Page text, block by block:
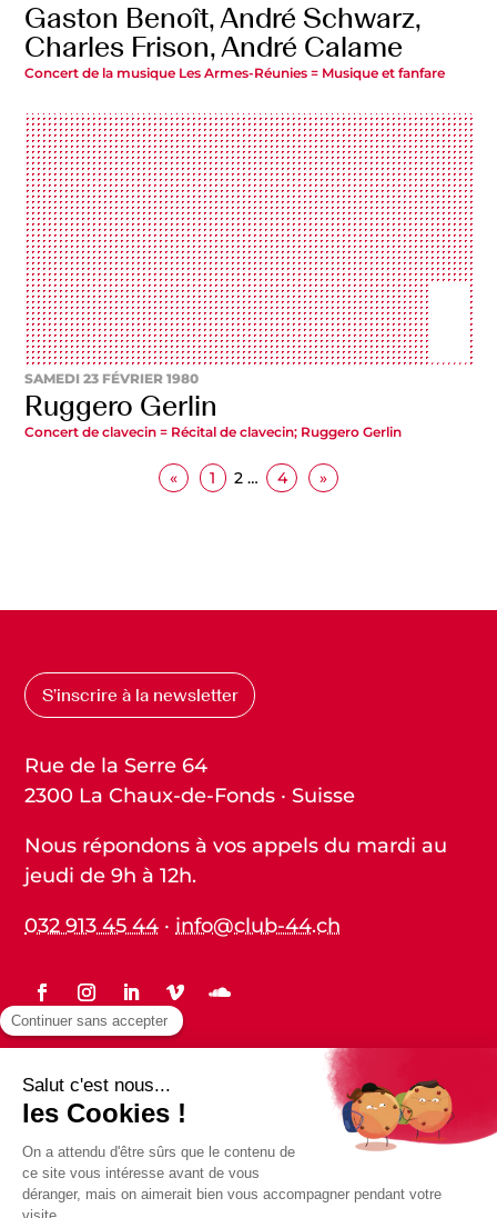
Gaston Benoît, André Schwarz,
Charles Frison, André Calame
Concert de la musique Les Armes-Réunies = Musique et fanfare
SAMEDI 23 FÉVRIER 1980
Ruggero Gerlin
Concert de clavecin = Récital de clavecin; Ruggero Gerlin
« 1 2 … 4 »
S’inscrire à la newsletter
Rue de la Serre 64
2300 La Chaux-de-Fonds · Suisse
Nous répondons à vos appels du mardi au
jeudi de 9h à 12h.
032 913 45 44 ·info@club-44.ch
Protection des données